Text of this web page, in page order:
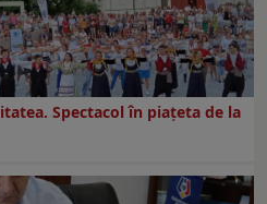
Spectacol în piaţeta de la